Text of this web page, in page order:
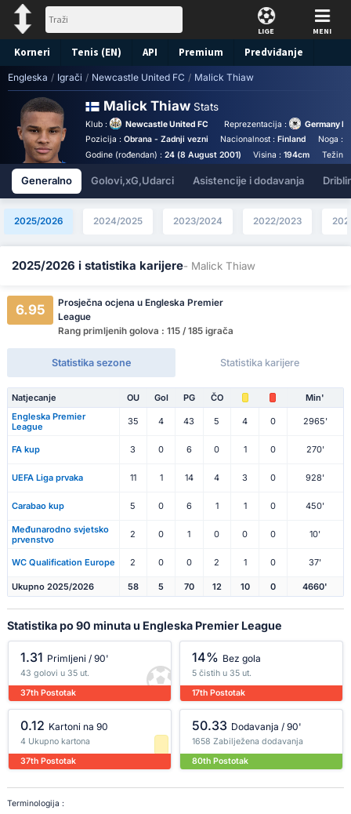
LIGE MENI
Korneri Tenis (EN) API Premium Predviđanje
Engleska / Igrači / Newcastle United FC / Malick Thiaw
Malick Thiaw Stats
Klub : Newcastle United FC Reprezentacija :
Germany
Pozicija : Obrana - Zadnji vezni Nacionalnost :Finland Noga :
Godine (rođendan) : 24 (8 August 2001) Visina :194cm
Generalno Golovi,xG,Udarci Asistencije i dodavanja
2025/2026 2024/2025 2023/2024 2022/2023
2025/2026 i statistika karijere- Malick Thiaw
6.95
Prosječna ocjena u Engleska Premier
League
Rang primljenih golova : 115 / 185 igrača
Statistika sezone Statistika karijere
Natjecanje OU Gol PG ČO
Min'
Engleska Premier
League
35 4 43 5 4 0 2965'
FA kup 3 0 6 0 1 0 270'
UEFA Liga prvaka 11 1 14 4 3 0 928'
Carabao kup 5 0 6 1 1 0 450'
Međunarodno svjetsko
prvenstvo
2 0 1 0 0 0 10'
WC Qualification Europe 2 0 0 2 1 0 37'
Ukupno 2025/2026 58 5 70 12 10 0 4660'
Statistika po 90 minuta u Engleska Premier League
1.31 Primljeni / 90'
43 golovi u 35 ut.
37th Postotak
14% Bez gola
5 čistih u 35 ut.
17th Postotak
0.12 Kartoni na 90
4 Ukupno kartona
37th Postotak
50.33 Dodavanja / 90'
1658 Zabilježena dodavanja
80th Postotak
Terminologija :